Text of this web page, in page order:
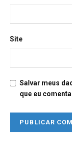
Site
Salvar meus
que eu